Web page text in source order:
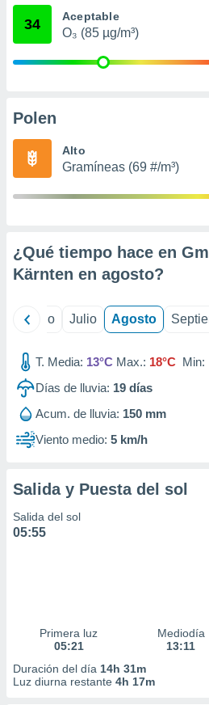
e
de
34 Aceptable
O₃ (85 µg/m³)
Polen
Alto
Gramíneas (69 #/m³)
¿Qué tiempo hace en
Kärnten en agosto?
Junio Julio Agosto
T. Media: 13°C Max.: 18°C Min:
Días de lluvia: 19 días
Acum. de lluvia: 150 mm
Viento medio: 5 km/h
Salida y Puesta del sol
Salida del sol
05:55
Primera luz
05:21
Mediodía
13:11
Duración del día 14h 31m
Luz diurna restante 4h 17m